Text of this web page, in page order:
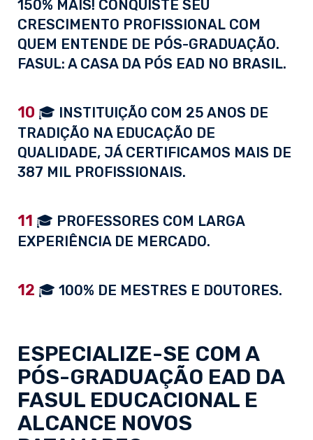
150% MAIS! CONQUISTE SEU
CRESCIMENTO PROFISSIONAL COM
QUEM ENTENDE DE PÓS-GRADUAÇÃO.
FASUL: A CASA DA PÓS EAD NO BRASIL.
10 🎓 INSTITUIÇÃO COM 25 ANOS DE
TRADIÇÃO NA EDUCAÇÃO DE
QUALIDADE, JÁ CERTIFICAMOS MAIS DE
387 MIL PROFISSIONAIS.
11 🎓 PROFESSORES COM LARGA
EXPERIÊNCIA DE MERCADO.
12 🎓 100% DE MESTRES E DOUTORES.
ESPECIALIZE-SE COM A
PÓS-GRADUAÇÃO EAD DA
FASUL EDUCACIONAL E
ALCANCE NOVOS